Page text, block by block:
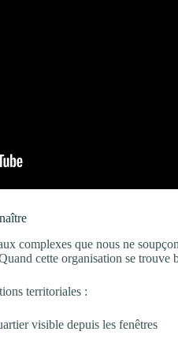
complexes que nous ne
cette organisation se trouve
territoriales :
visible depuis les fenêtres